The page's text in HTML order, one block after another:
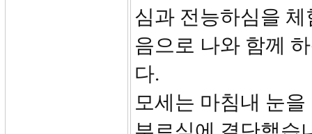
심과 전능하심을
음으로 나와 함께
다.
모세는 마침내 눈